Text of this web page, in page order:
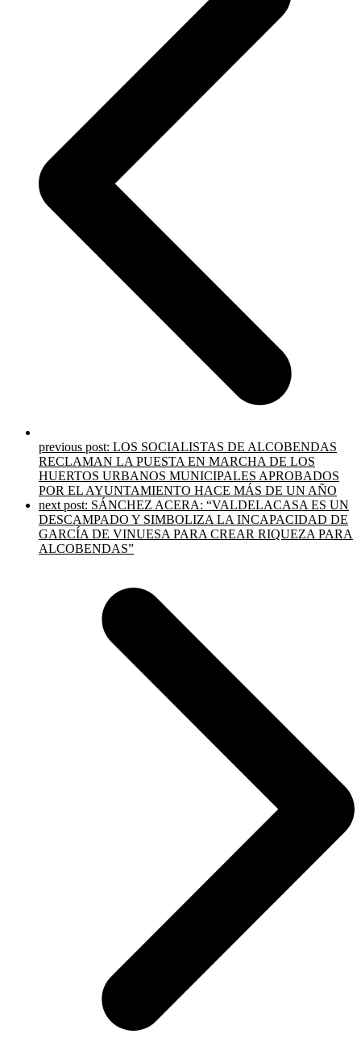
previous post: LOS SOCIALISTAS DE ALCOBENDAS
RECLAMAN LA PUESTA EN MARCHA DE LOS
HUERTOS URBANOS MUNICIPALES APROBADOS
POR EL AYUNTAMIENTO HACE MÁS DE UN AÑO
next post: SÁNCHEZ ACERA: “VALDELACASA ES UN
DESCAMPADO Y SIMBOLIZA LA INCAPACIDAD DE
GARCÍA DE VINUESA PARA CREAR RIQUEZA PARA
ALCOBENDAS”